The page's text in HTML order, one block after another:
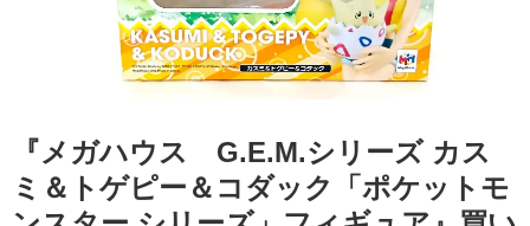
『メガハウス G.E.M.シリーズ カス
ミ＆トゲピー＆コダック「ポケットモ